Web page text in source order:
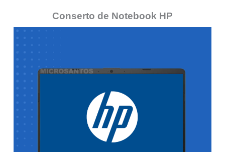
Conserto de Notebook HP